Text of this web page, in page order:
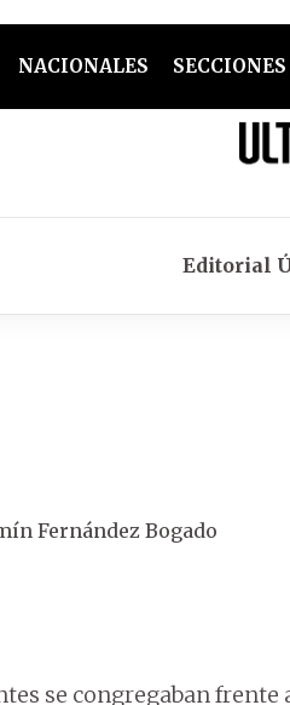
NACIONALES SECCIONES
Editorial
Fernández Bogado
se congregaban frente